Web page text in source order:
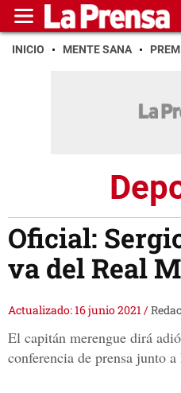
INICIO MENTE SANA
Oficial:
va del Real
Actualizado: 16 junio 2021/
El capitán merengue dirá
conferencia de prensa junto